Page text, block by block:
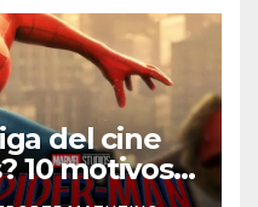
del cine
10 motivos
Man: